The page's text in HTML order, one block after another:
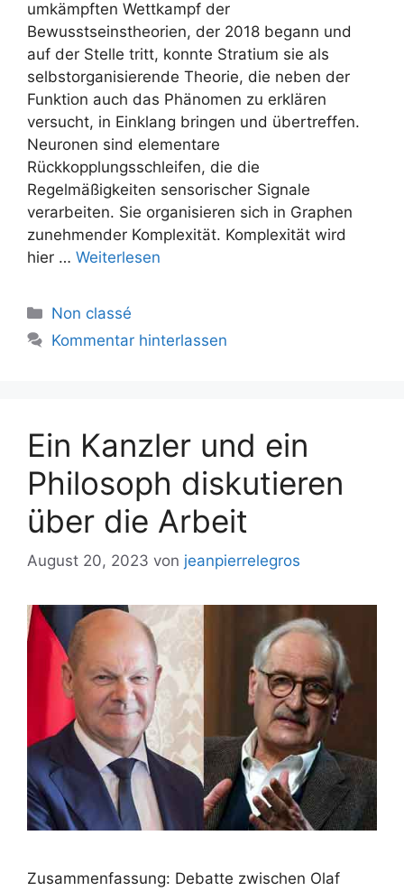
umkämpften Wettkampf der
Bewusstseinstheorien, der 2018 begann und
auf der Stelle tritt, konnte Stratium sie als
selbstorganisierende Theorie, die neben der
Funktion auch das Phänomen zu erklären
versucht, in Einklang bringen und übertreffen.
Neuronen sind elementare
Rückkopplungsschleifen, die die
Regelmäßigkeiten sensorischer Signale
verarbeiten. Sie organisieren sich in Graphen
zunehmender Komplexität. Komplexität wird
hier … Weiterlesen
Kategorien
Non classé
Kommentar hinterlassen
Ein Kanzler und ein
Philosoph diskutieren
über die Arbeit
August 20, 2023 von jeanpierrelegros
Zusammenfassung: Debatte zwischen Olaf